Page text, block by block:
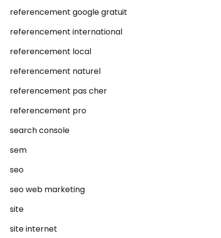
referencement google gratuit
referencement international
referencement local
referencement naturel
referencement pas cher
referencement pro
search console
sem
seo
seo web marketing
site
site internet